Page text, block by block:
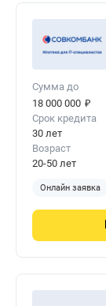
Сумма до
18 000 000 ₽
Срок кредита
30 лет
Возраст
20-50 лет
Онлайн заявка